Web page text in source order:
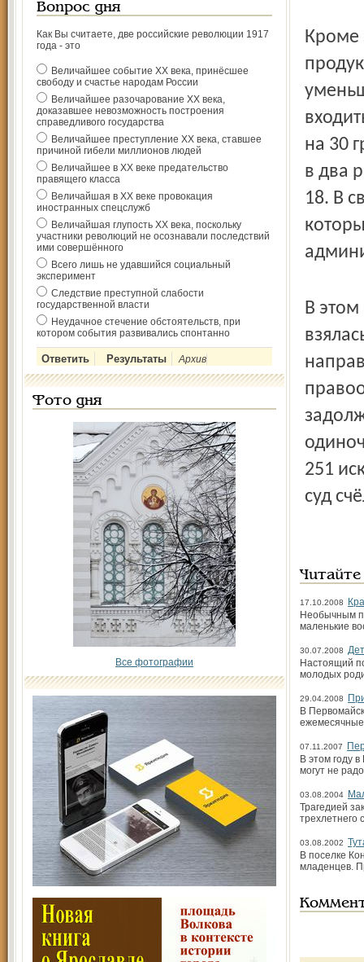
Вопрос дня
Как Вы считаете, две российские революции 1917
года - это
Величайшее событие ХХ века, принёсшее
свободу и счастье народам России
Величайшее разочарование ХХ века,
доказавшее невозможность построения
справедливого государства
Величайшее преступление ХХ века, ставшее
причиной гибели миллионов людей
Величайшее в ХХ веке предательство
правящего класса
Величайшая в ХХ веке провокация
иностранных спецслужб
Величайшая глупость ХХ века, поскольку
участники революций не осознавали последствий
ими совершённого
Всего лишь не удавшийся социальный
эксперимент
Следствие преступной слабости
государственной власти
Неудачное стечение обстоятельств, при
котором события развивались спонтанно
Архив
Фото дня
Все фотографии
Кроме
на 30
в два
18. В
В этом
251
суд
17.10.2008
Необычным
маленькие
30.07.2008
Настоящий
молодых
29.04.2008
В
07.11.2007
В этом году
могут не
03.08.2004
Трагедией
трехлетнего
03.08.2002
В поселке
младенцев.